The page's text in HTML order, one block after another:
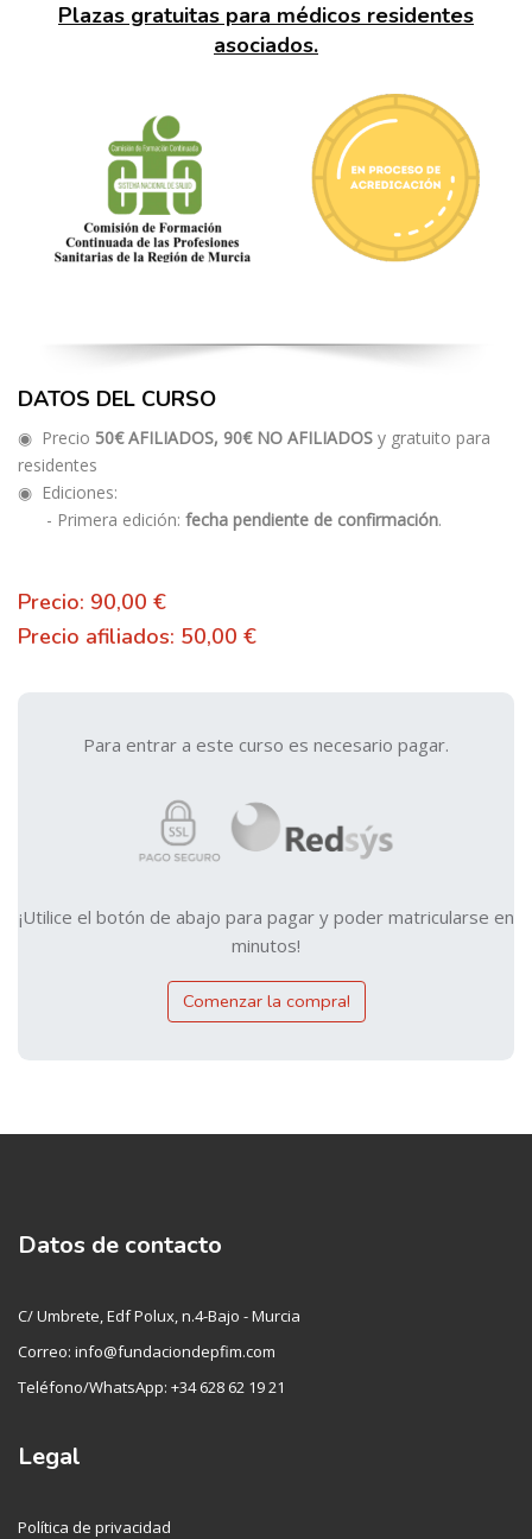
Plazas gratuitas para médicos residentes
asociados.
DATOS DEL CURSO
◉ Precio 50€ AFILIADOS, 90€ NO AFILIADOS y gratuito para
residentes
◉ Ediciones:
- Primera edición: fecha pendiente de confirmación.
Precio: 90,00 €
Precio afiliados: 50,00 €
Para entrar a este curso es necesario pagar.
¡Utilice el botón de abajo para pagar y poder matricularse en
minutos!
Comenzar la compra!
Datos de contacto
C/ Umbrete, Edf Polux, n.4-Bajo - Murcia
Correo: info@fundaciondepfim.com
Teléfono/WhatsApp: +34 628 62 19 21
Legal
Política de privacidad